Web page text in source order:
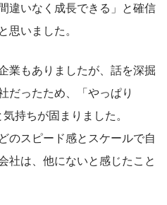
違いなく成長できる」と確信
思いました。
業もありましたが、話を深掘
だったため、「やっぱり
持ちが固まりました。
のスピード感とスケールで自
社は、他にないと感じたこと